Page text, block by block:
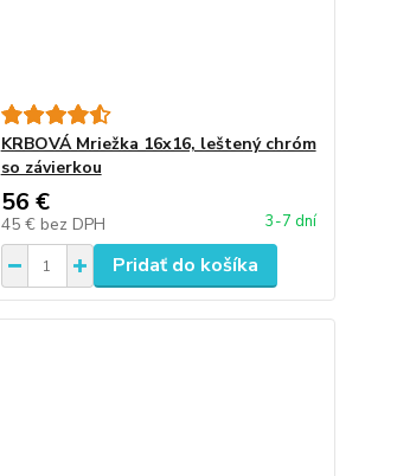
KRBOVÁ Mriežka 16x16, leštený chróm
so závierkou
56 €
45 € bez DPH 3-7 dní
Pridať do košíka